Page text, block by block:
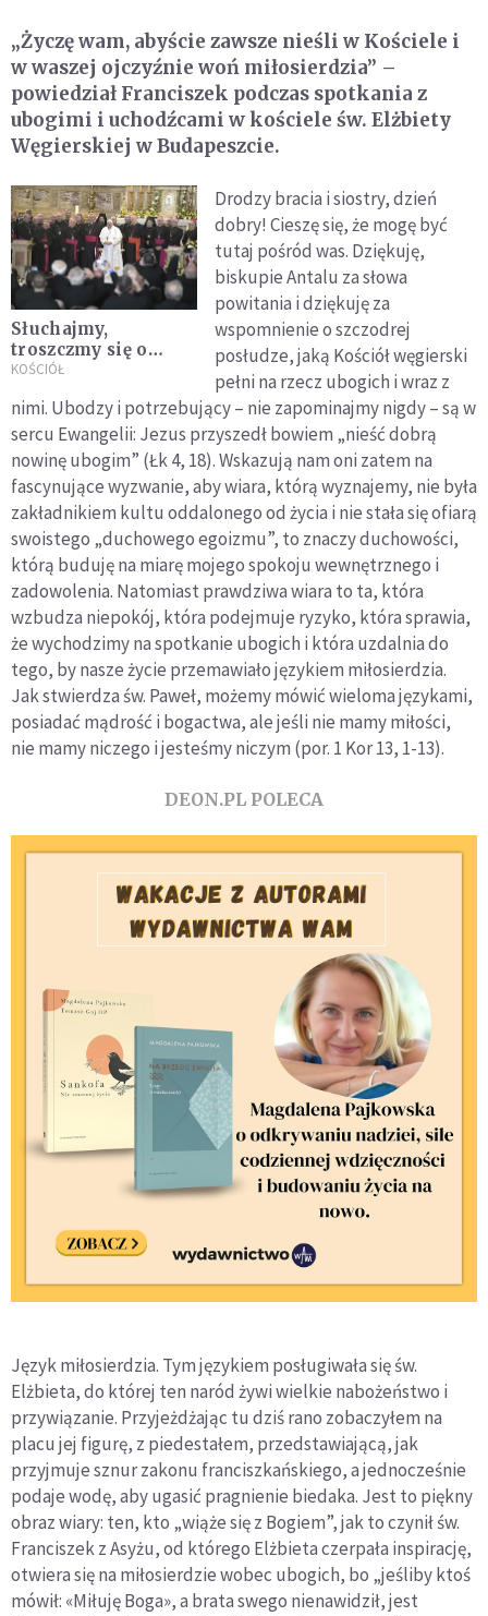
„Życzę wam, abyście zawsze nieśli w Kościele i
w waszej ojczyźnie woń miłosierdzia” –
powiedział Franciszek podczas spotkania z
ubogimi i uchodźcami w kościele św. Elżbiety
Węgierskiej w Budapeszcie.
Słuchajmy,
troszczmy się o
najsłabszych,
świadectwo
KOŚCIÓŁ
Drodzy bracia i siostry, dzień
dobry! Cieszę się, że mogę być
tutaj pośród was. Dziękuję,
biskupie Antalu za słowa
powitania i dziękuję za
wspomnienie o szczodrej
posłudze, jaką Kościół węgierski
pełni na rzecz ubogich i wraz z
nimi. Ubodzy i potrzebujący – nie zapominajmy nigdy – są w
sercu Ewangelii: Jezus przyszedł bowiem „nieść dobrą
nowinę ubogim” (Łk 4, 18). Wskazują nam oni zatem na
fascynujące wyzwanie, aby wiara, którą wyznajemy, nie była
zakładnikiem kultu oddalonego od życia i nie stała się ofiarą
swoistego „duchowego egoizmu”, to znaczy duchowości,
którą buduję na miarę mojego spokoju wewnętrznego i
zadowolenia. Natomiast prawdziwa wiara to ta, która
wzbudza niepokój, która podejmuje ryzyko, która sprawia,
że wychodzimy na spotkanie ubogich i która uzdalnia do
tego, by nasze życie przemawiało językiem miłosierdzia.
Jak stwierdza św. Paweł, możemy mówić wieloma językami,
posiadać mądrość i bogactwa, ale jeśli nie mamy miłości,
nie mamy niczego i jesteśmy niczym (por. 1 Kor 13, 1-13).
DEON.PL POLECA
Język miłosierdzia. Tym językiem posługiwała się św.
Elżbieta, do której ten naród żywi wielkie nabożeństwo i
przywiązanie. Przyjeżdżając tu dziś rano zobaczyłem na
placu jej figurę, z piedestałem, przedstawiającą, jak
przyjmuje sznur zakonu franciszkańskiego, a jednocześnie
podaje wodę, aby ugasić pragnienie biedaka. Jest to piękny
obraz wiary: ten, kto „wiąże się z Bogiem”, jak to czynił św.
Franciszek z Asyżu, od którego Elżbieta czerpała inspirację,
otwiera się na miłosierdzie wobec ubogich, bo „jeśliby ktoś
mówił: «Miłuję Boga», a brata swego nienawidził, jest